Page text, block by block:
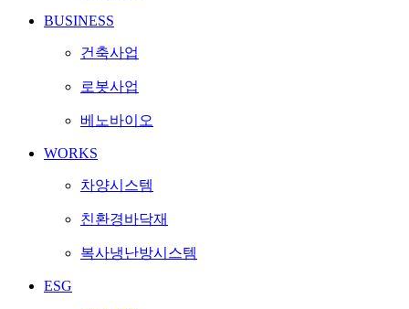
BUSINESS
건축사업
로봇사업
베노바이오
WORKS
차양시스템
친환경바닥재
복사냉난방시스템
ESG